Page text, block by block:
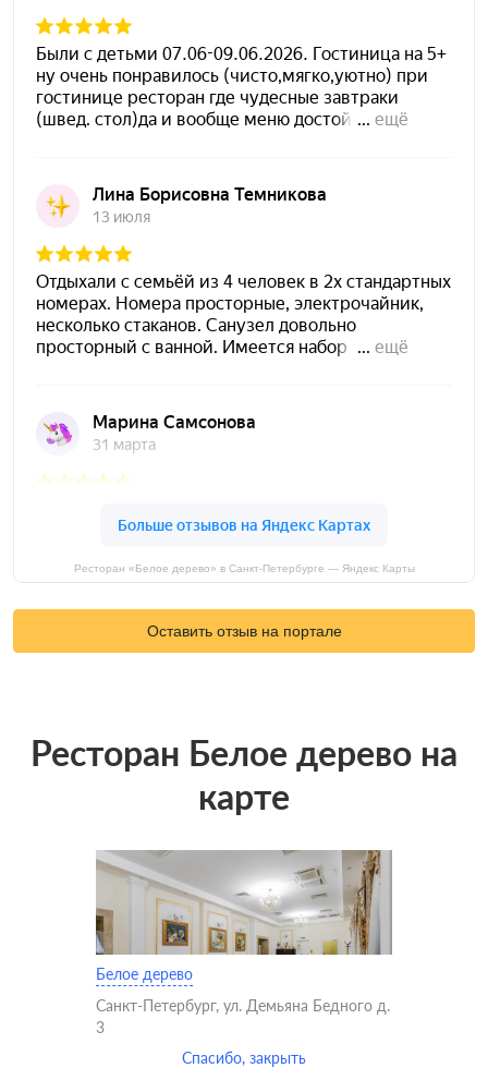
Ресторан «Белое дерево» в Санкт-Петербурге — Яндекс Карты
Оставить отзыв на портале
Ресторан Белое дерево на
карте
Белое дерево
Санкт-Петербург, ул. Демьяна Бедного д.
3
Спасибо, закрыть